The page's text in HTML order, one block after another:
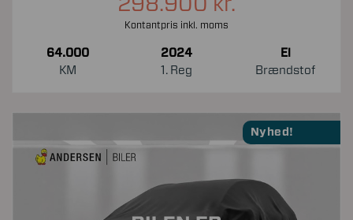
Kontantpris inkl. moms
64.000
KM
2024
1. Reg
El
Brændstof
Nyhed!